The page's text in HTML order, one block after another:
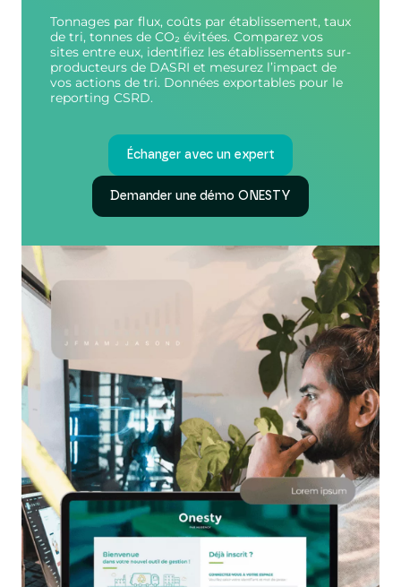
Tonnages par flux, coûts par établissement, taux
de tri, tonnes de CO₂ évitées. Comparez vos
sites entre eux, identifiez les établissements sur-
producteurs de DASRI et mesurez l’impact de
vos actions de tri. Données exportables pour le
reporting CSRD.
Échanger avec un expert
Demander une démo ONESTY